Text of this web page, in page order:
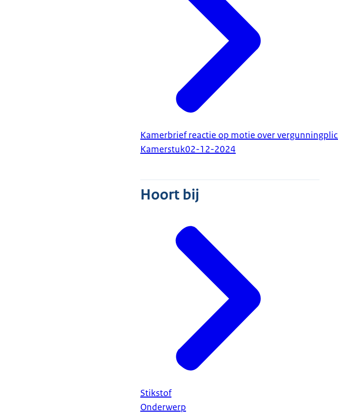
Kamerbrief reactie op motie over
Kamerstuk02-12-2024
Hoort bij
Stikstof
Onderwerp